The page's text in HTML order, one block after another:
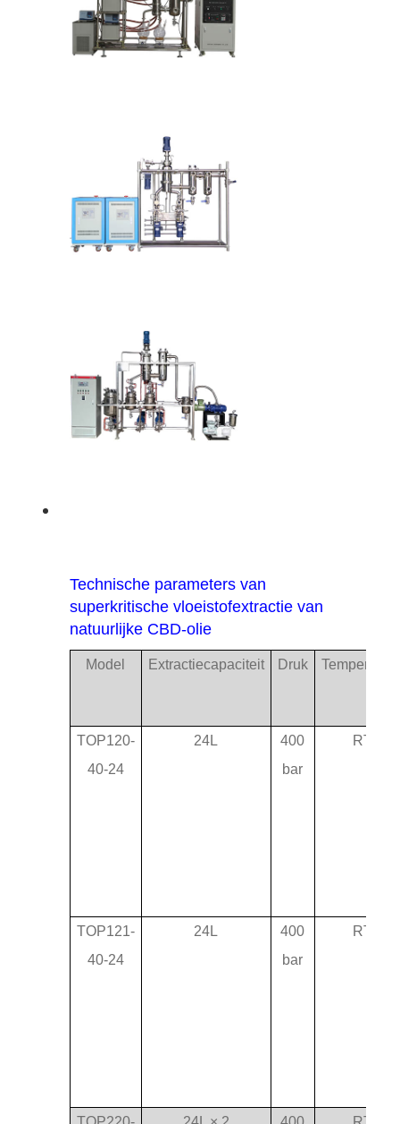
Technische parameters van
superkritische vloeistofextractie van
natuurlijke CBD-olie
Model Extractiecapaciteit Druk
TOP120-
40-24
24L
400
bar
RT-
TOP121-
40-24
24L
400
bar
RT-